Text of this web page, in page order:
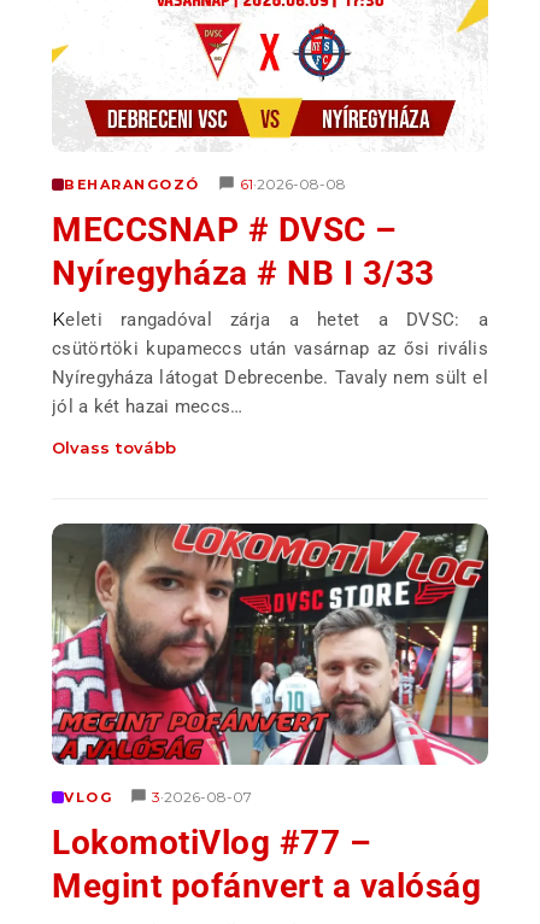
BEHARANGOZÓ
MECCSNAP # DVSC –
Nyíregyháza # NB I 3/33
61•2026-08-08
Keleti rangadóval zárja a hetet a DVSC: a
csütörtöki kupameccs után vasárnap az ősi rivális
Nyíregyháza látogat Debrecenbe. Tavaly nem sült el
jól a két hazai meccs…
Olvass tovább
VLOG
LokomotiVlog #77 –
Megint pofánvert a valóság
3•2026-08-07